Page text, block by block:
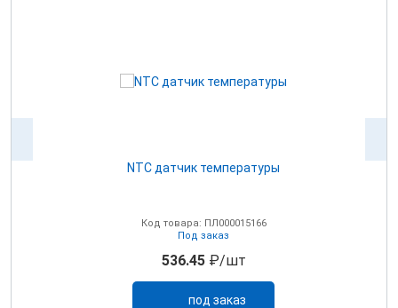
NTC датчик температуры
Код товара: ПЛ000015166
Под заказ
536.45₽/шт
под заказ